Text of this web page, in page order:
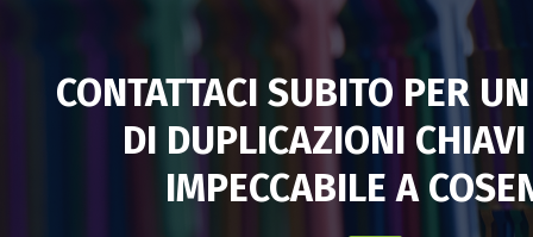
CONTATTACI SUBITO PER
DI DUPLICAZIONI
IMPECCABILE A